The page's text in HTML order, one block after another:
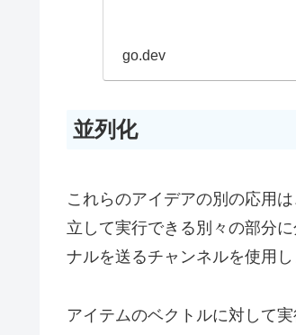
go.dev
並列化
これらのアイデアの別の応用
立して実行できる別々の部分
ナルを送るチャンネルを使用し
アイテムのベクトルに対して